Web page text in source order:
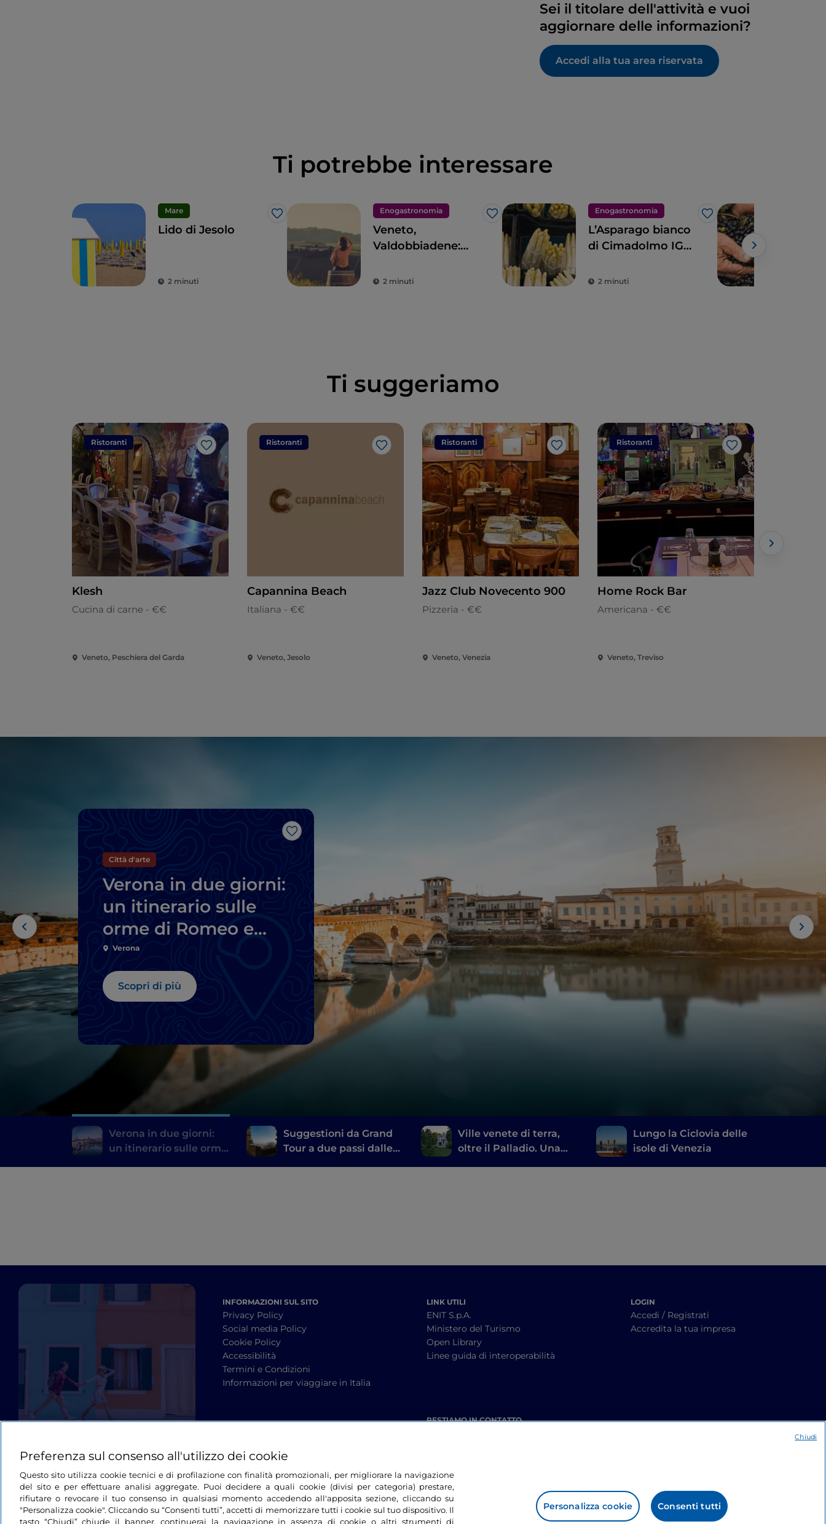
Sei il titolare dell'attività e vuoi
aggiornare delle informazioni?
Accedi alla tua area riservata
Ti potrebbe interessare
Mare
Like
Lido di Jesolo
2 minuti
Enogastronomia
Like
Veneto,
Valdobbiadene:
enogastronomico
2 minuti
Enogastronomia
Like
L’Asparago bianco
di Cimadolmo IGP
Egizi e dai Romani
2 minuti
Ti suggeriamo
Ristoranti
Like
Klesh
Cucina di carne - €€
Veneto, Peschiera del Garda
Ristoranti
Like
Capannina Beach
Italiana - €€
Veneto, Jesolo
Ristoranti
Like
Jazz Club Novecento 900
Pizzeria - €€
Veneto, Venezia
Ristoranti
Like
Home Rock Bar
Americana - €€
Veneto, Treviso
Like
Città d'arte
Verona in due giorni:
un itinerario sulle
orme di Romeo e
Giulietta
Verona
Scopri di più
Verona in due giorni:
un itinerario sulle orme
Suggestioni da Grand
Tour a due passi dalle
Ville venete di terra,
oltre il Palladio. Una
Lungo la Ciclovia delle
isole di Venezia
INFORMAZIONI SUL SITO
Privacy Policy
Social media Policy
Cookie Policy
Accessibilità
Termini e Condizioni
Informazioni per viaggiare in Italia
LINK UTILI
ENIT S.p.A.
Ministero del Turismo
Open Library
Linee guida di interoperabilità
RESTIAMO IN CONTATTO
LOGIN
Accedi / Registrati
Accredita la tua impresa
Preferenza sul consenso all'utilizzo dei cookie
Questo sito utilizza cookie tecnici e di profilazione con finalità promozionali, per migliorare la navigazione
del sito e per effettuare analisi aggregate. Puoi decidere a quali cookie (divisi per categoria) prestare,
rifiutare o revocare il tuo consenso in qualsiasi momento accedendo all'apposita sezione, cliccando su
"Personalizza cookie". Cliccando su “Consenti tutti”, accetti di memorizzare tutti i cookie sul tuo dispositivo. Il
tasto “Chiudi” chiude il banner, continuerai la navigazione in assenza di cookie o altri strumenti di
Personalizza cookie Consenti tutti
Chiudi